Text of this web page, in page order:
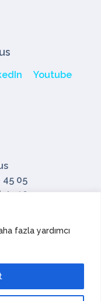
fazla yardımcı
Youtube
45 05
45 10